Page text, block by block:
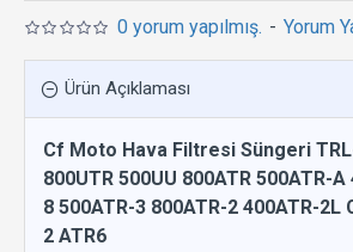
0 yorum yapılmış. - Yorum
Ürün Açıklaması
Cf Moto Hava Filtresi Süngeri
800UTR 500UU 800ATR 500ATR-A
8 500ATR-3 800ATR-2 400ATR-2L
2 ATR6